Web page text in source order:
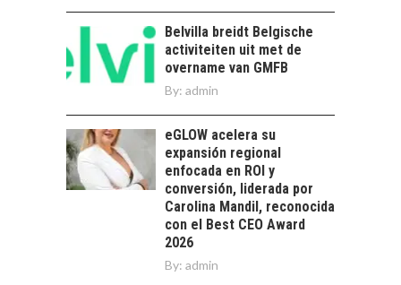
chilenas: clave para un
crecimiento…
CHILE COMO HUB
TECNOLÓGICO DE
AMÉRICA LATINA:
AVANCES Y DESAFÍOS
tecnológico de
América Latina:
avances y desafíos…
LA
TRANSFORMACIÓN
DE LOS RECURSOS
HUMANOS EN LAS
EMPRESAS
CHILENAS
Belvilla breidt Belgische
activiteiten uit met de
overname van GMFB
By: admin
eGLOW acelera su
expansión regional
enfocada en ROI y
conversión, liderada por
Carolina Mandil, reconocida
con el Best CEO Award
2026
By: admin